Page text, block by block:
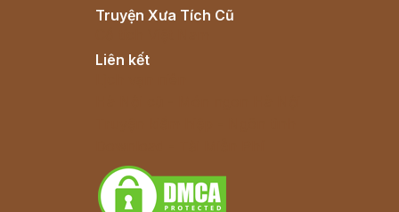
Truyện Xưa Tích Cũ
Liên kết